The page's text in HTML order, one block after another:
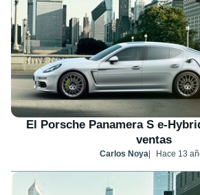
El Porsche Panamera S e-
ventas
Carlos Noya Hace 13